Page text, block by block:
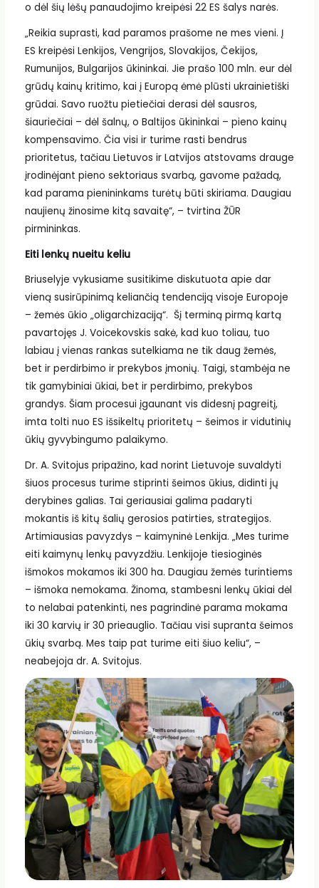
o dėl šių lėšų panaudojimo kreipėsi 22 ES šalys narės.
„Reikia suprasti, kad paramos prašome ne mes vieni. Į
ES kreipėsi Lenkijos, Vengrijos, Slovakijos, Čekijos,
Rumunijos, Bulgarijos ūkininkai. Jie prašo 100 mln. eur dėl
grūdų kainų kritimo, kai į Europą ėmė plūsti ukrainietiški
grūdai. Savo ruožtu pietiečiai derasi dėl sausros,
šiauriečiai – dėl šalnų, o Baltijos ūkininkai – pieno kainų
kompensavimo. Čia visi ir turime rasti bendrus
prioritetus, tačiau Lietuvos ir Latvijos atstovams drauge
įrodinėjant pieno sektoriaus svarbą, gavome pažadą,
kad parama pienininkams turėtų būti skiriama. Daugiau
naujienų žinosime kitą savaitę“, – tvirtina ŽŪR
pirmininkas.
Eiti lenkų nueitu keliu
Briuselyje vykusiame susitikime diskutuota apie dar
vieną susirūpinimą keliančią tendenciją visoje Europoje
– žemės ūkio „oligarchizaciją“. Šį terminą pirmą kartą
pavartojęs J. Voicekovskis sakė, kad kuo toliau, tuo
labiau į vienas rankas sutelkiama ne tik daug žemės,
bet ir perdirbimo ir prekybos įmonių. Taigi, stambėja ne
tik gamybiniai ūkiai, bet ir perdirbimo, prekybos
grandys. Šiam procesui įgaunant vis didesnį pagreitį,
imta tolti nuo ES išsikeltų prioritetų – šeimos ir vidutinių
ūkių gyvybingumo palaikymo.
Dr. A. Svitojus pripažino, kad norint Lietuvoje suvaldyti
šiuos procesus turime stiprinti šeimos ūkius, didinti jų
derybines galias. Tai geriausiai galima padaryti
mokantis iš kitų šalių gerosios patirties, strategijos.
Artimiausias pavyzdys – kaimyninė Lenkija. „Mes turime
eiti kaimynų lenkų pavyzdžiu. Lenkijoje tiesioginės
išmokos mokamos iki 300 ha. Daugiau žemės turintiems
– išmoka nemokama. Žinoma, stambesni lenkų ūkiai dėl
to nelabai patenkinti, nes pagrindinė parama mokama
iki 30 karvių ir 30 prieauglio. Tačiau visi supranta šeimos
ūkių svarbą. Mes taip pat turime eiti šiuo keliu“, –
neabejoja dr. A. Svitojus.